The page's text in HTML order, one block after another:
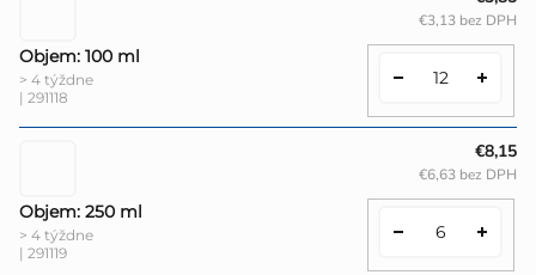
Objem: 100 ml
> 4 týždne
| 291118
€3,13 bez DPH
Objem: 250 ml
> 4 týždne
| 291119
€8,15
€6,63 bez DPH